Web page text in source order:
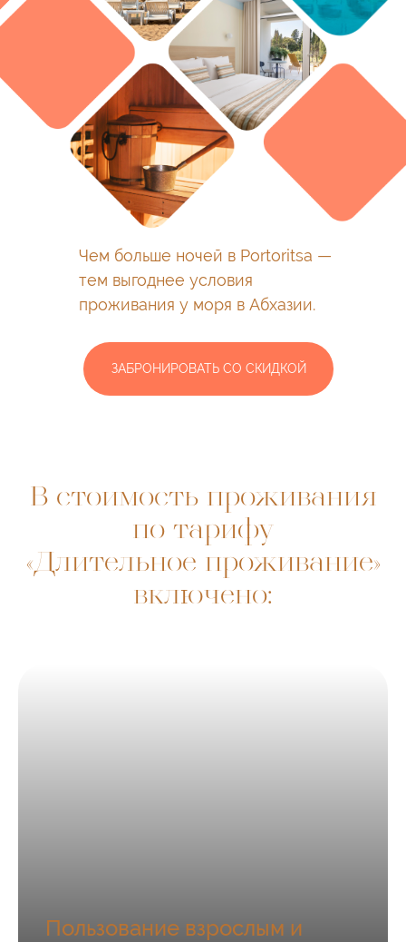
ЗАБРОНИРОВАТЬ СО СКИДКОЙ
Чем больше ночей в Portoritsa —
тем выгоднее условия
проживания у моря в Абхазии.
В стоимость проживания
по тарифу
«Длительное проживание»
включено:
Пользование взрослым и